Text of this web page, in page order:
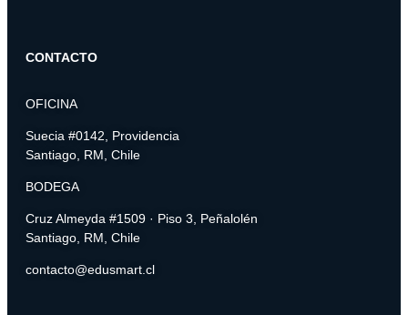
CONTACTO
OFICINA
Suecia #0142, Providencia
Santiago, RM, Chile
BODEGA
Cruz Almeyda #1509 · Piso 3, Peñalolén
Santiago, RM, Chile
contacto@edusmart.cl